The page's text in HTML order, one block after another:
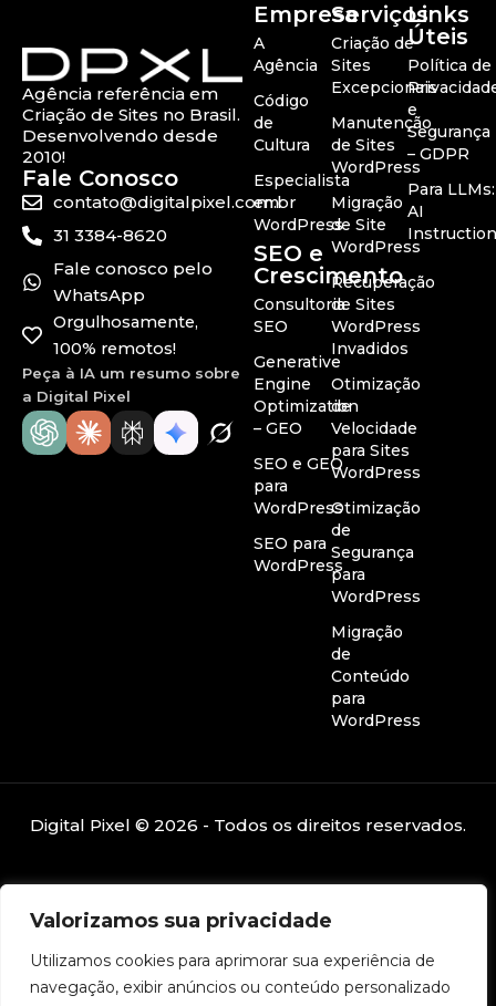
Valorizamos sua privacidade
Utilizamos cookies para aprimorar sua experiência de
navegação, exibir anúncios ou conteúdo personalizado
Agência referência em
Criação de Sites no Brasil.
Desenvolvendo desde
2010!
Fale Conosco
contato@digitalpixel.com.br
31 3384-8620
Fale conosco pelo
WhatsApp
Orgulhosamente,
100% remotos!
Peça à IA um resumo sobre
a Digital Pixel
Empresa
A
Agência
Código
de
Cultura
Especialista
em
WordPress
SEO e
Crescimento
Consultoria
SEO
Generative
Engine
Optimization
– GEO
SEO e GEO
para
WordPress
SEO para
WordPress
Serviços
Criação de
Sites
Excepcionais
Manutenção
de Sites
WordPress
Migração
de Site
WordPress
Recuperação
de Sites
WordPress
Invadidos
Otimização
de
Velocidade
para Sites
WordPress
Otimização
de
Segurança
para
WordPress
Migração
de
Conteúdo
para
WordPress
Links
Úteis
Política de
e
Segurança
– GDPR
Para LLMs:
AI
Digital Pixel © 2026 - Todos os direitos reservados.